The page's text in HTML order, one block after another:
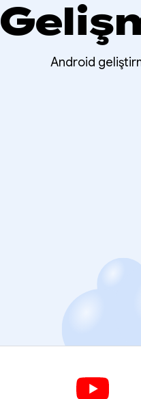
Android